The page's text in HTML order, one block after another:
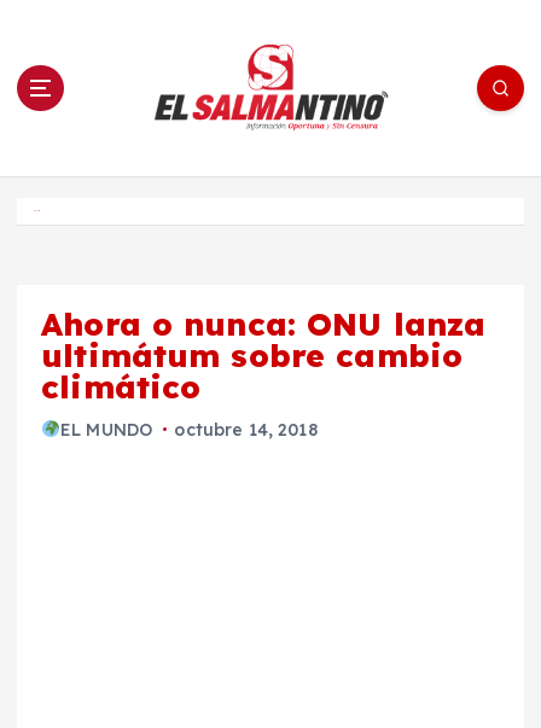
n El Salmantino - medios/noticias/editorial
Ahora o nunca: ONU lanza
ultimátum sobre cambio
climático
EL MUNDO octubre 14, 2018